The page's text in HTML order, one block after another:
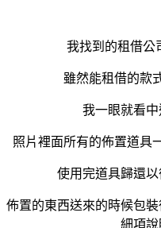
我找到的租借公
雖然能租借的款
我一眼就看
照片裡面所有的佈置道具
使用完道具歸還
佈置的東西送來的時候包
細項